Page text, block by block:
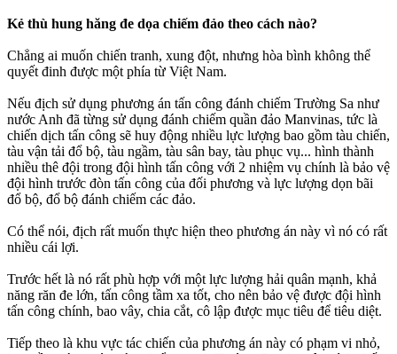
Kẻ thù hung hăng đe dọa chiếm đảo theo cách nào?
Chẳng ai muốn chiến tranh, xung đột, nhưng hòa bình không thể
quyết đinh được một phía từ Việt Nam.
Nếu địch sử dụng phương án tấn công đánh chiếm Trường Sa như
nước Anh đã từng sử dụng đánh chiếm quần đảo Manvinas, tức là
chiến dịch tấn công sẽ huy động nhiều lực lượng bao gồm tàu chiến,
tàu vận tải đổ bộ, tàu ngầm, tàu sân bay, tàu phục vụ... hình thành
nhiều thê đội trong đội hình tấn công với 2 nhiệm vụ chính là bảo vệ
đội hình trước đòn tấn công của đối phương và lực lượng dọn bãi
đổ bộ, đổ bộ đánh chiếm các đảo.
Có thể nói, địch rất muốn thực hiện theo phương án này vì nó có rất
nhiều cái lợi.
Trước hết là nó rất phù hợp với một lực lượng hải quân mạnh, khả
năng răn đe lớn, tấn công tầm xa tốt, cho nên bảo vệ được đội hình
tấn công chính, bao vây, chia cắt, cô lập được mục tiêu để tiêu diệt.
Tiếp theo là khu vực tác chiến của phương án này có phạm vi nhỏ,